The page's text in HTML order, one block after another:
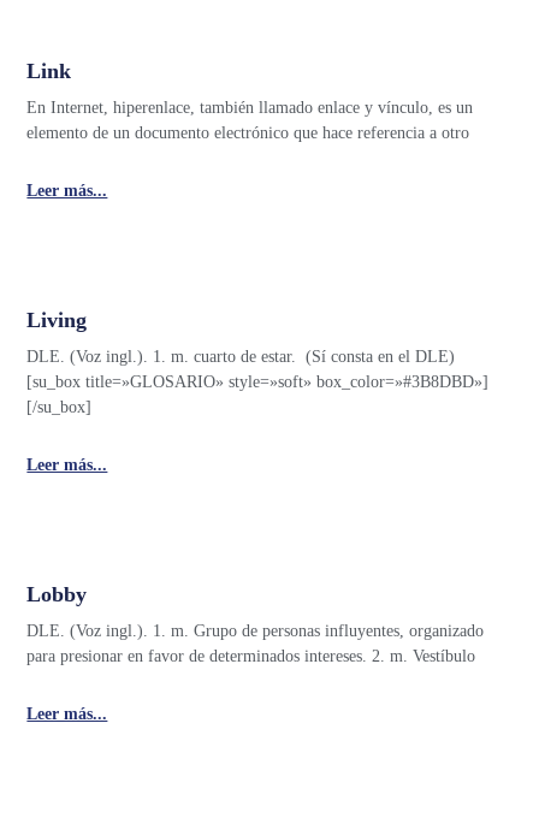
Link
En Internet, hiperenlace, también llamado enlace y vínculo, es un
elemento de un documento electrónico que hace referencia a otro
Leer más...
Living
DLE. (Voz ingl.). 1. m. cuarto de estar. (Sí consta en el DLE)
[su_box title=»GLOSARIO» style=»soft» box_color=»#3B8DBD»]
[/su_box]
Leer más...
Lobby
DLE. (Voz ingl.). 1. m. Grupo de personas influyentes, organizado
para presionar en favor de determinados intereses. 2. m. Vestíbulo
Leer más...